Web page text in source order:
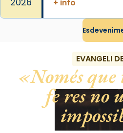
+ info
EVANGELI
Només
fe res no